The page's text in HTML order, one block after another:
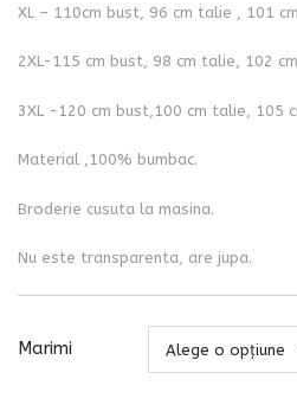
XL – 110cm bust, 96 cm talie , 101
2XL-115 cm bust, 98 cm talie, 102
3XL -120 cm bust,100 cm talie, 105
Material ,100% bumbac.
Broderie cusuta la masina.
Nu este transparenta, are jupa.
Marimi